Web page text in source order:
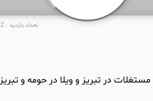
تعداد بازدید : 522
در تبریز و ویلا در حومه و تبریز